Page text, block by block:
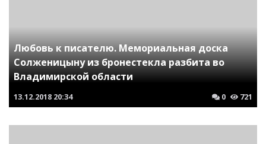
Любовь к писателю. Мемориальная доска
Солженицыну из бронестекла разбита во
Владимирской области
13.12.2018 20:34 0 721